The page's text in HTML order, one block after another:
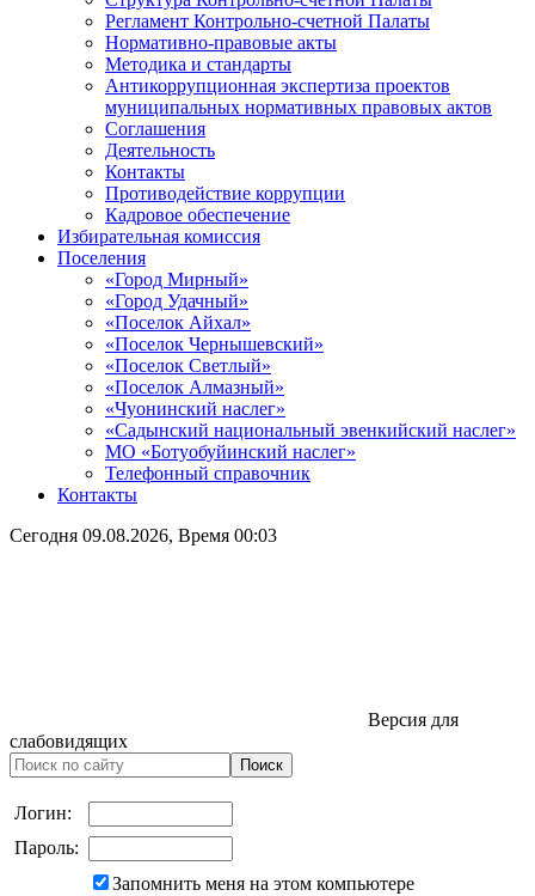
Регламент Контрольно-счетной Палаты
Нормативно-правовые акты
Методика и стандарты
Антикоррупционная экспертиза проектов
муниципальных нормативных правовых актов
Соглашения
Деятельность
Контакты
Противодействие коррупции
Кадровое обеспечение
Избирательная комиссия
Поселения
«Город Мирный»
«Город Удачный»
«Поселок Айхал»
«Поселок Чернышевский»
«Поселок Светлый»
«Поселок Алмазный»
«Чуонинский наслег»
«Садынский национальный эвенкийский наслег»
МО «Ботуобуйинский наслег»
Телефонный справочник
Контакты
Сегодня 09.08.2026, Время 00:03
Версия для
слабовидящих
Логин:
Пароль:
Запомнить меня на этом компьютере